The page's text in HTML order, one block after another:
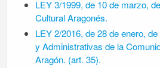
LEY 3/1999, de 10 de marzo,
Cultural Aragonés.
LEY 2/2016, de 28 de enero,
y Administrativas de la
Aragón. (art. 35).